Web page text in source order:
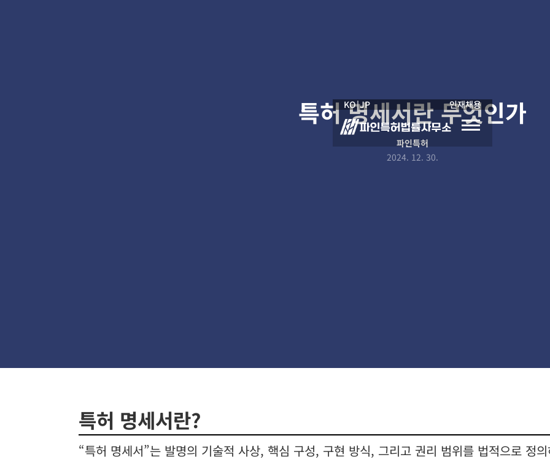
KO|JP 인재채용
특허 명세서란 무엇인가
파인특허
2024. 12. 30.
특허 명세서란?
“특허 명세서”는 발명의 기술적 사상, 핵심 구성, 구현 방식, 그리고 권리 범위를 법적으로 정